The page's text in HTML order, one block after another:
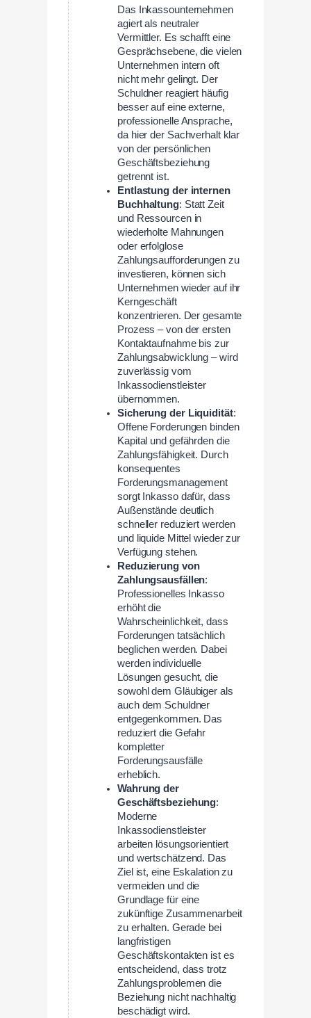
Das Inkassounternehmen
agiert als neutraler
Vermittler. Es schafft eine
Gesprächsebene, die vielen
Unternehmen intern oft
nicht mehr gelingt. Der
Schuldner reagiert häufig
besser auf eine externe,
professionelle Ansprache,
da hier der Sachverhalt klar
von der persönlichen
Geschäftsbeziehung
getrennt ist.
Entlastung der internen
Buchhaltung: Statt Zeit
und Ressourcen in
wiederholte Mahnungen
oder erfolglose
Zahlungsaufforderungen zu
investieren, können sich
Unternehmen wieder auf ihr
Kerngeschäft
konzentrieren. Der gesamte
Prozess – von der ersten
Kontaktaufnahme bis zur
Zahlungsabwicklung – wird
zuverlässig vom
Inkassodienstleister
übernommen.
Sicherung der Liquidität:
Offene Forderungen binden
Kapital und gefährden die
Zahlungsfähigkeit. Durch
konsequentes
Forderungsmanagement
sorgt Inkasso dafür, dass
Außenstände deutlich
schneller reduziert werden
und liquide Mittel wieder zur
Verfügung stehen.
Reduzierung von
Zahlungsausfällen:
Professionelles Inkasso
erhöht die
Wahrscheinlichkeit, dass
Forderungen tatsächlich
beglichen werden. Dabei
werden individuelle
Lösungen gesucht, die
sowohl dem Gläubiger als
auch dem Schuldner
entgegenkommen. Das
reduziert die Gefahr
kompletter
Forderungsausfälle
erheblich.
Wahrung der
Geschäftsbeziehung:
Moderne
Inkassodienstleister
arbeiten lösungsorientiert
und wertschätzend. Das
Ziel ist, eine Eskalation zu
vermeiden und die
Grundlage für eine
zukünftige Zusammenarbeit
zu erhalten. Gerade bei
langfristigen
Geschäftskontakten ist es
entscheidend, dass trotz
Zahlungsproblemen die
Beziehung nicht nachhaltig
beschädigt wird.